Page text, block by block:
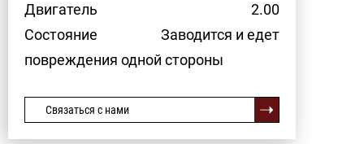
Двигатель
2.00
Состояние
Заводится и едет
повреждения одной стороны
Связаться с нами